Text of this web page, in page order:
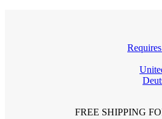
FREE SHIPPING